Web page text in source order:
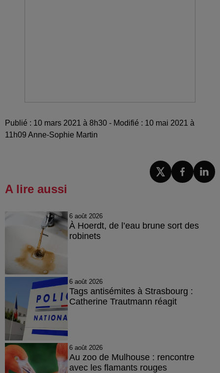
Publié : 10 mars 2021 à 8h30 - Modifié : 10 mai 2021 à
11h09 Anne-Sophie Martin
A lire aussi
6 août 2026
À Hoerdt, de l’eau brune sort des
robinets
6 août 2026
Tags antisémites à Strasbourg :
Catherine Trautmann réagit
6 août 2026
Au zoo de Mulhouse : rencontre
avec les flamants rouges